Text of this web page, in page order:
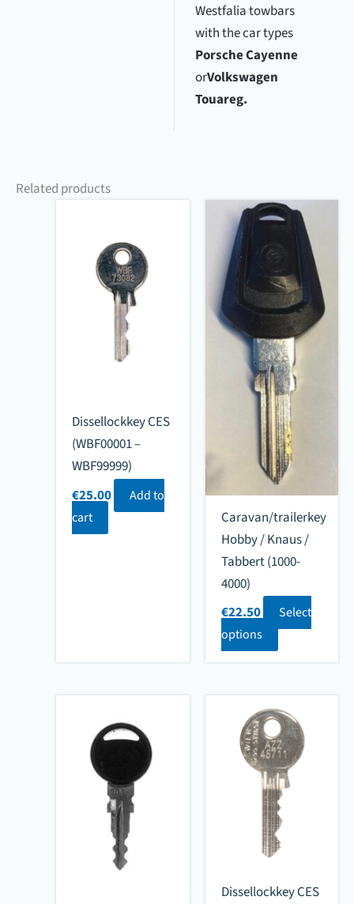
Westfalia towbars
with the car types
Porsche Cayenne
orVolkswagen
Touareg.
Related products
Dissellockkey CES
(WBF00001 –
WBF99999)
€25.00
Add to
cart
Caravan/trailerkey
Hobby / Knaus /
Tabbert (1000-
4000)
€22.50
Select
options
Dissellockkey CES